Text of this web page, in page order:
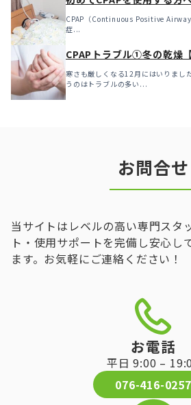
CPAP（Continuous Positive
症...
CPAPトラブル①冬の乾燥
寒さも厳しくなる12月にはいりまし
うのはトラブルの多い...
お問合せ
当サイトはレベルの高い専門スタ
ト・使用サポートを完備し安心し
ます。お気軽にご連絡ください！
お電話
平日 9:00 –
076-416-0257